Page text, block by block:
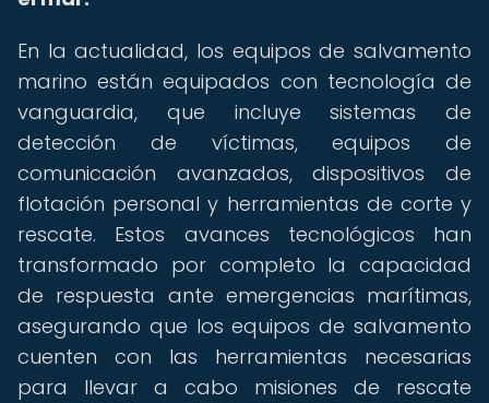
En la actualidad, los equipos de salvamento
marino están equipados con tecnología de
vanguardia, que incluye sistemas de
detección de víctimas, equipos de
comunicación avanzados, dispositivos de
flotación personal y herramientas de corte y
rescate. Estos avances tecnológicos han
transformado por completo la capacidad
de respuesta ante emergencias marítimas,
asegurando que los equipos de salvamento
cuenten con las herramientas necesarias
para llevar a cabo misiones de rescate